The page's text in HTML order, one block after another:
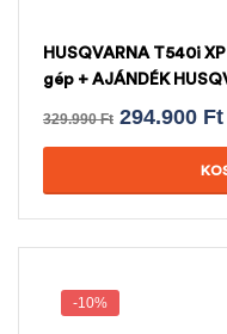
HUSQVARNA T540i
gép + AJÁNDÉK
329.990Ft 294.900 Ft
-10%